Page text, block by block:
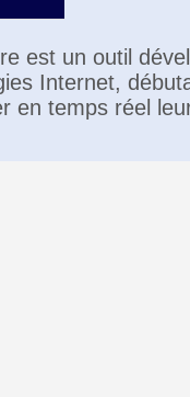
est un outil
Internet,
en temps réel